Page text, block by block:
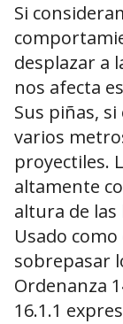
Si
desplazar a
nos afecta
Sus piñas,
varios
proyectiles.
altamente
altura de las
Usado
sobrepasar
Ordenanza
16.1.1